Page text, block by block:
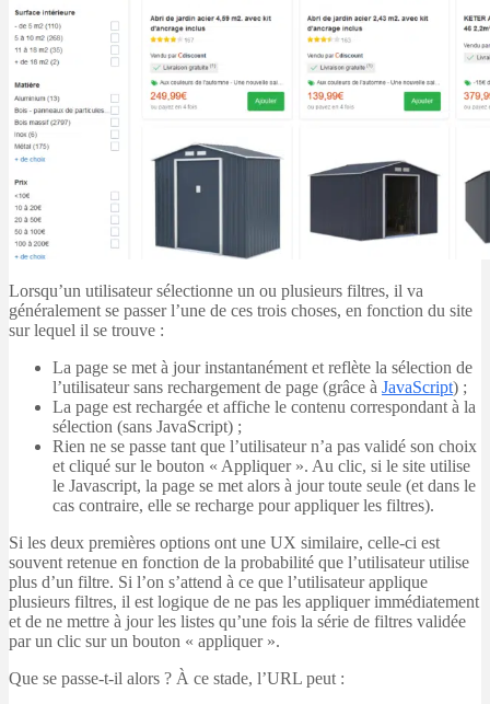
Lorsqu’un utilisateur sélectionne un ou plusieurs filtres, il va
généralement se passer l’une de ces trois choses, en fonction du site
sur lequel il se trouve :
La page se met à jour instantanément et reflète la sélection de
l’utilisateur sans rechargement de page (grâce à JavaScript) ;
La page est rechargée et affiche le contenu correspondant à la
sélection (sans JavaScript) ;
Rien ne se passe tant que l’utilisateur n’a pas validé son choix
et cliqué sur le bouton « Appliquer ». Au clic, si le site utilise
le Javascript, la page se met alors à jour toute seule (et dans le
cas contraire, elle se recharge pour appliquer les filtres).
Si les deux premières options ont une UX similaire, celle-ci est
souvent retenue en fonction de la probabilité que l’utilisateur utilise
plus d’un filtre. Si l’on s’attend à ce que l’utilisateur applique
plusieurs filtres, il est logique de ne pas les appliquer immédiatement
et de ne mettre à jour les listes qu’une fois la série de filtres validée
par un clic sur un bouton « appliquer ».
Que se passe-t-il alors ? À ce stade, l’URL peut :